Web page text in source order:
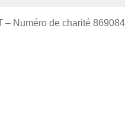
– Numéro de charité